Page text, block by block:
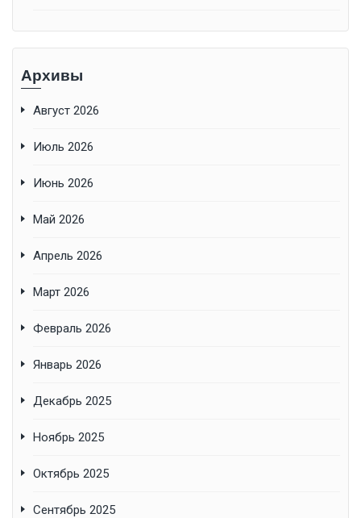
Архивы
Август 2026
Июль 2026
Июнь 2026
Май 2026
Апрель 2026
Март 2026
Февраль 2026
Январь 2026
Декабрь 2025
Ноябрь 2025
Октябрь 2025
Сентябрь 2025